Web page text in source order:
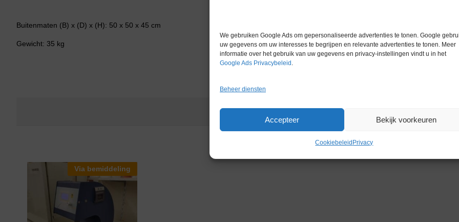
We gebruiken Google Ads om gepersonaliseerde advertenties te tonen. Google
uw gegevens om uw interesses te begrijpen en relevante advertenties te tonen. Meer
informatie over het gebruik van uw gegevens en privacy-instellingen vindt u in het
Google Ads Privacybeleid
Beheer diensten
Accepteer Bekijk voorkeuren
Cookiebeleid Privacy
Buitenmaten (B) x (D) x (H): 50 x 50 x 45 cm
Gewicht: 35 kg
Gerelateerde producten
Via bemiddeling